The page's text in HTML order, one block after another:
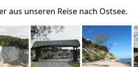
aus unseren Reise nach Ostsee.